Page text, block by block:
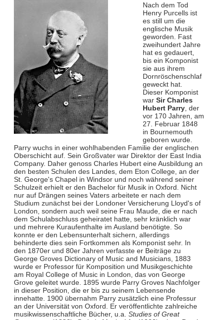
Nach dem Tod
Henry Purcells ist
es still um die
englische Musik
geworden. Fast
zweihundert Jahre
hat es gedauert,
bis ein Komponist
sie aus ihrem
Dornröschenschlaf
geweckt hat.
Dieser Komponist
war Sir Charles
Hubert Parry, der
vor 170 Jahren, am
27. Februar 1848
in Bournemouth
geboren wurde.
Parry wuchs in einer wohlhabenden Familie der englischen
Oberschicht auf. Sein Großvater war Direktor der East India
Company. Daher genoss Charles Hubert eine Ausbildung an
den besten Schulen des Landes, dem Eton College, an der
St. George's Chapel in Windsor und noch während seiner
Schulzeit erhielt er den Bachelor für Musik in Oxford. Nicht
nur auf Drängen seines Vaters arbeitete er nach dem
Studium zunächst bei der Londoner Versicherung Lloyd's of
London, sondern auch weil seine Frau Maude, die er nach
dem Schulabschluss geheiratet hatte, sehr kränklich war
und mehrere Kuraufenthalte im Ausland benötigte. So
konnte er den Lebensunterhalt sichern, allerdings
behinderte dies sein Fortkommen als Komponist sehr. In
den 1870er und 80er Jahren verfasste er Beiträge zu
George Groves Dictionary of Music and Musicians, 1883
wurde er Professor für Komposition und Musikgeschichte
am Royal College of Music in London, das von George
Grove geleitet wurde. 1895 wurde Parry Groves Nachfolger
in dieser Position, die er bis zu seinem Lebensende
innehatte. 1900 übernahm Parry zusätzlich eine Professur
an der Universität von Oxford. Er veröffentlichte zahlreiche
musikwissenschaftliche Bücher, u.a. Studies of Great